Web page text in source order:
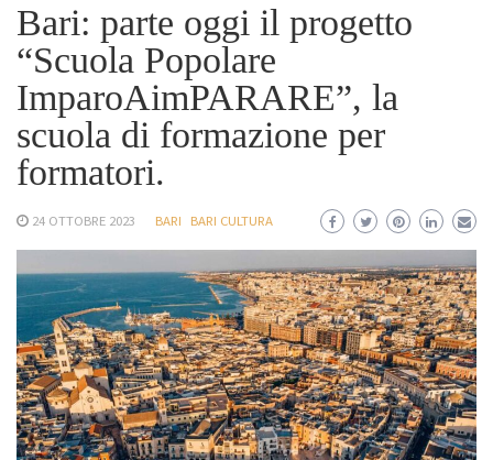
Bari: parte oggi il progetto
“Scuola Popolare
ImparoAimPARARE”, la
scuola di formazione per
formatori.
24 OTTOBRE 2023 BARI BARI CULTURA